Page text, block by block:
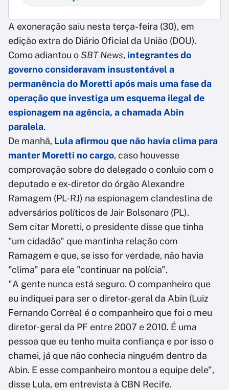
A exoneração saiu nesta terça-feira (30), em
edição extra do Diário Oficial da União (DOU).
Como adiantou o SBT News, integrantes do
governo consideravam insustentável a
permanência do Moretti após mais uma fase da
operação que investiga um esquema ilegal de
espionagem na agência, a chamada Abin
paralela.
De manhã, Lula afirmou que não havia clima para
manter Moretti no cargo, caso houvesse
comprovação sobre do delegado o conluio com o
deputado e ex-diretor do órgão Alexandre
Ramagem (PL-RJ) na espionagem clandestina de
adversários políticos de Jair Bolsonaro (PL).
Sem citar Moretti, o presidente disse que tinha
"um cidadão" que mantinha relação com
Ramagem e que, se isso for verdade, não havia
"clima" para ele "continuar na polícia".
"A gente nunca está seguro. O companheiro que
eu indiquei para ser o diretor-geral da Abin (Luiz
Fernando Corrêa) é o companheiro que foi o meu
diretor-geral da PF entre 2007 e 2010. É uma
pessoa que eu tenho muita confiança e por isso o
chamei, já que não conhecia ninguém dentro da
Abin. E esse companheiro montou a equipe dele",
disse Lula, em entrevista à CBN Recife.